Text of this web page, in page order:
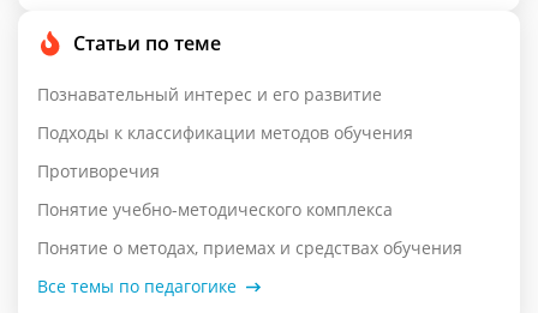
Статьи по теме
Познавательный интерес и его развитие
Подходы к классификации методов обучения
Противоречия
Понятие учебно-методического комплекса
Понятие о методах, приемах и средствах обучения
Все темы по педагогике